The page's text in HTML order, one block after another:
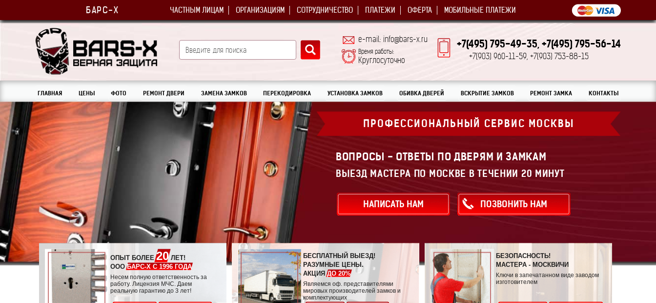
БАРС-Х ЧАСТНЫМ ЛИЦАМ ОРГАНИЗАЦИЯМ СОТРУДНИЧЕСТВО ПЛАТЕЖИ ОФЕРТА МОБИЛЬНЫЕ ПЛАТЕЖИ
e-mail: info@bars-x.ru
Время работы:
Круглосуточно
+7(495) 795-49-35, +7(495) 795-56-14
+7(903) 960-11-59, +7(903) 753-88-15
ГЛАВНАЯ ЦЕНЫ ФОТО РЕМОНТ ДВЕРИ ЗАМЕНА ЗАМКОВ ПЕРЕКОДИРОВКА УСТАНОВКА ЗАМКОВ ОБИВКА ДВЕРЕЙ ВСКРЫТИЕ ЗАМКОВ РЕМОНТ ЗАМКА КОНТАКТЫ
ПРОФЕССИОНАЛЬНЫЙ СЕРВИС МОСКВЫ
ВОПРОСЫ - ОТВЕТЫ ПО ДВЕРЯМ И ЗАМКАМ
ВЫЕЗД МАСТЕРА ПО МОСКВЕ В ТЕЧЕНИИ 20 МИНУТ
НАПИСАТЬ НАМ ПОЗВОНИТЬ НАМ
ОПЫТ БОЛЕЕ20ЛЕТ!
ОООБАРС-Х С 1996 ГОДА
Несем полную ответственность за
работу. Лицензия МЧС. Даем
реальную гарантию до 3 лет!
БЕСПЛАТНЫЙ ВЫЕЗД!
РАЗУМНЫЕ ЦЕНЫ.
АКЦИЯДО 20%
Являемся оф. представителями
мировых производителей замков и
комплектующих
БЕЗОПАСНОСТЬ!
МАСТЕРА - МОСКВИЧИ
Ключи в запечатанном виде заводом
изготовителем